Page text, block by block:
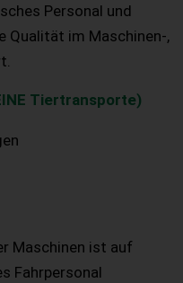
Personal und
Qualität im Maschinen-,
Tiertransporte)
Maschinen ist auf
Fahrpersonal